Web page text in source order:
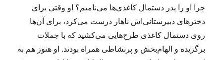
چرا او را پدر دستمال کاغذی‌ها می‌نامیم؟ او وقتی برای
دخترهای‌ دبیرستانی‌اش ناهار درست می‌کرد، برای آن‌ها
روی دستمال کاغذی‌ طرح‌‌هایی می‌کشید که با جملات
برگزیده و الهام‌بخش و پرنشاطی همراه بودند. او هنوز هم به